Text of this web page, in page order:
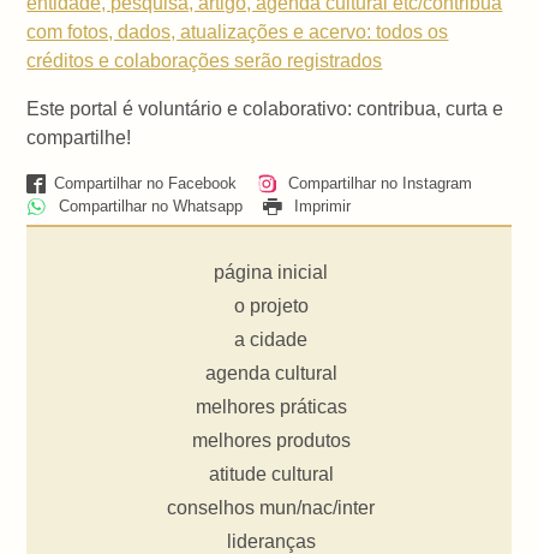
com fotos, dados, atualizações e acervo: todos os
créditos e colaborações serão registrados
Este portal é voluntário e colaborativo: contribua, curta e
compartilhe!
Compartilhar no Facebook
Compartilhar no Instagram
Compartilhar no Whatsapp
Imprimir
página inicial
o projeto
a cidade
agenda cultural
melhores práticas
melhores produtos
atitude cultural
conselhos mun/nac/inter
lideranças